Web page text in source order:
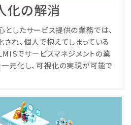
化の解消
したサービス提供の業務では、
れ、個人で抱えてしまっている
でサービスマネジメントの業
元化し、可視化の実現が可能で